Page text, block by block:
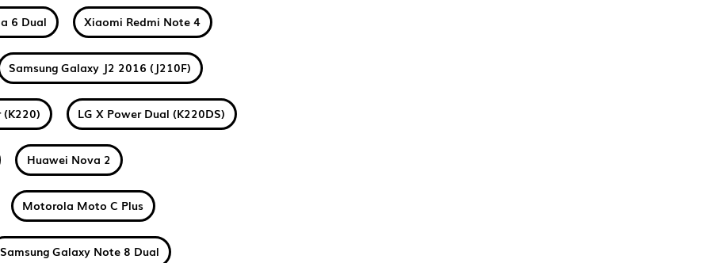
6 Dual Xiaomi Redmi Note 4
Samsung Galaxy J2 2016 (J210F)
(K220) LG X Power Dual (K220DS)
Huawei Nova 2
Motorola Moto C Plus
Samsung Galaxy Note 8 Dual